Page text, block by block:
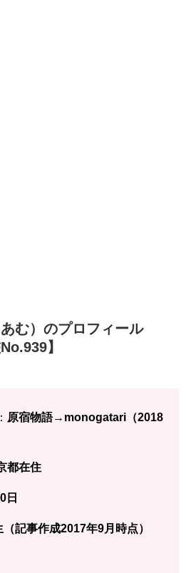
む）のプロフィール
】
原宿物語→monogatari（2018
都在住
日
記事作成2017年9月時点）